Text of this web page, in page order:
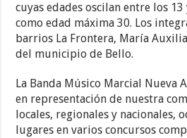
cuyas edades oscilan entre los
como edad máxima 30. Los
barrios La Frontera, María
del municipio de Bello.
La Banda Músico Marcial Nueva
en representación de nuestra
locales, regionales y nacionales,
lugares en varios concursos